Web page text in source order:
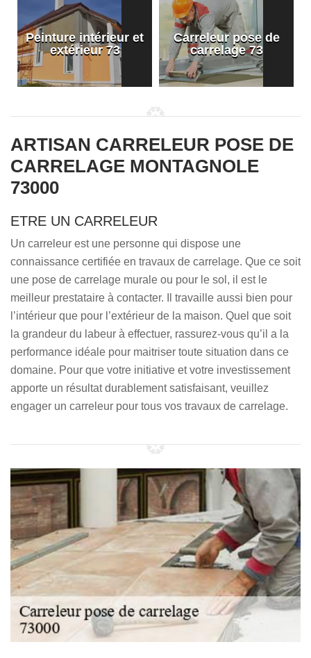
Peinture intérieur et
extérieur 73
Carreleur pose de
carrelage 73
ARTISAN CARRELEUR POSE DE
CARRELAGE MONTAGNOLE
73000
ETRE UN CARRELEUR
Un carreleur est une personne qui dispose une
connaissance certifiée en travaux de carrelage. Que ce soit
une pose de carrelage murale ou pour le sol, il est le
meilleur prestataire à contacter. Il travaille aussi bien pour
l’intérieur que pour l’extérieur de la maison. Quel que soit
la grandeur du labeur à effectuer, rassurez-vous qu’il a la
performance idéale pour maitriser toute situation dans ce
domaine. Pour que votre initiative et votre investissement
apporte un résultat durablement satisfaisant, veuillez
engager un carreleur pour tous vos travaux de carrelage.